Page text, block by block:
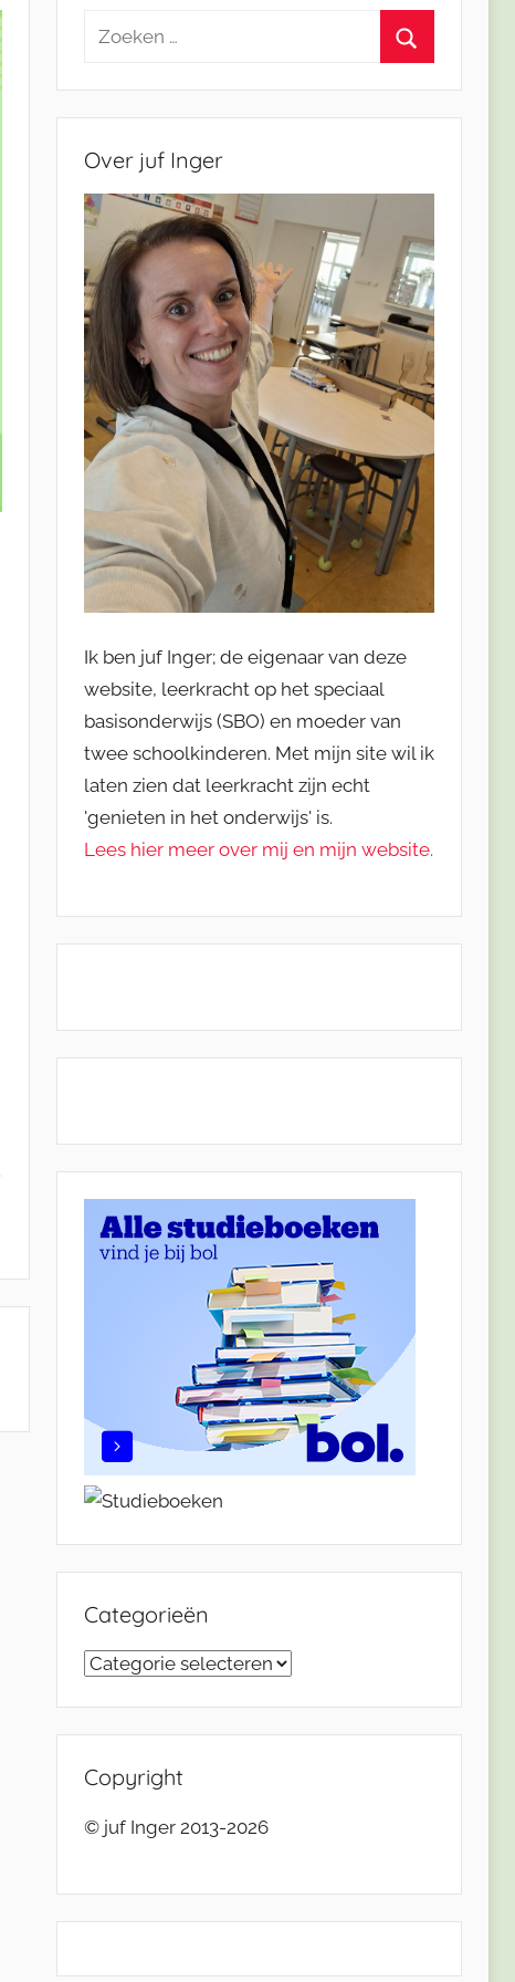
Zoeken
Over juf Inger
Ik ben juf Inger; de eigenaar van deze
website, leerkracht op het speciaal
basisonderwijs (SBO) en moeder van
twee schoolkinderen. Met mijn site wil ik
laten zien dat leerkracht zijn echt
'genieten in het onderwijs' is.
Lees hier meer over mij en mijn website.
Categorieën
Categorieën
Copyright
© juf Inger 2013-2026